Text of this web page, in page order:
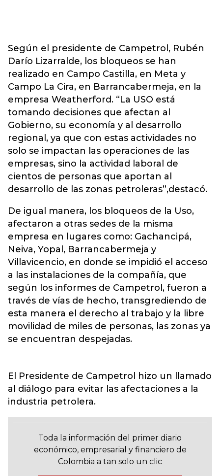
Según el presidente de Campetrol, Rubén
Darío Lizarralde, los bloqueos se han
realizado en Campo Castilla, en Meta y
Campo La Cira, en Barrancabermeja, en la
empresa Weatherford. “La USO está
tomando decisiones que afectan al
Gobierno, su economía y al desarrollo
regional, ya que con estas actividades no
solo se impactan las operaciones de las
empresas, sino la actividad laboral de
cientos de personas que aportan al
desarrollo de las zonas petroleras”,destacó.
De igual manera, los bloqueos de la Uso,
afectaron a otras sedes de la misma
empresa en lugares como: Gachancipá,
Neiva, Yopal, Barrancabermeja y
Villavicencio, en donde se impidió el acceso
a las instalaciones de la compañía, que
según los informes de Campetrol, fueron a
través de vías de hecho, transgrediendo de
esta manera el derecho al trabajo y la libre
movilidad de miles de personas, las zonas ya
se encuentran despejadas.
El Presidente de Campetrol hizo un llamado
al diálogo para evitar las afectaciones a la
industria petrolera.
Toda la información del primer diario
económico, empresarial y financiero de
Colombia a tan solo un clic